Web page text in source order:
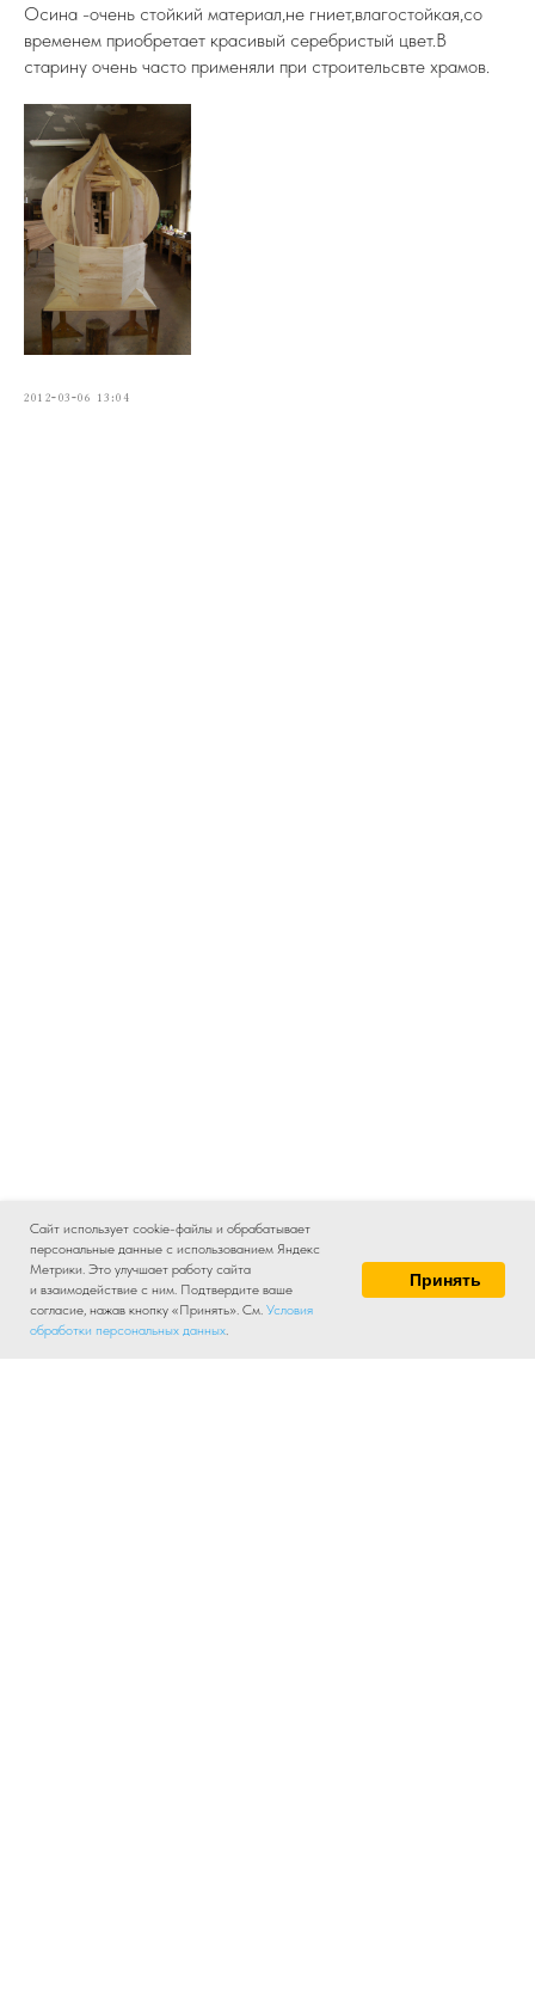
Осина -очень стойкий материал,не гниет,влагостойкая,со
временем приобретает красивый серебристый цвет.В
старину очень часто применяли при строительсвте храмов.
2012-03-06 13:04
Сайт использует cookie-файлы и обрабатывает
персональные данные с использованием Яндекс
Метрики. Это улучшает работу сайта
и взаимодействие с ним. Подтвердите ваше
согласие, нажав кнопку «Принять». См. Условия
обработки персональных данных.
Принять